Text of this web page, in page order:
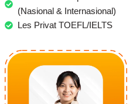
(Nasional & Internasional)
Les Privat TOEFL/IELTS